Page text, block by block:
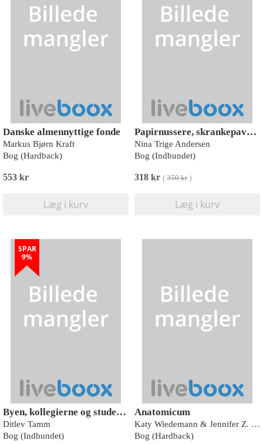
Danske almennyttige fonde
Markus Bjørn Kraft
Bog (Hardback)
553 kr
Læg i kurv
Papirnussere, skrankepaver og blanketfinker - 100 års kamp om organisering og faglig identitet på velfærdsstatens kontorer
Nina Trige Andersen
Bog (Indbundet)
318 kr ( 350 kr)
Læg i kurv
SPAR
9%
Byen, kollegierne og studenterne - 400 års studenterliv i København
Ditlev Tamm
Bog (Indbundet)
Anatomicum
Katy Wiedemann & Jennifer Z. Paxton
Bog (Hardback)